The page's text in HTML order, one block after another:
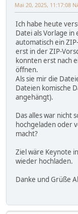
Mai 20, 2025, 11:17:08
Ich habe heute
Datei als Vorlage
automatisch ein
erst in der ZIP-
konnten erst nach
öffnen.
Als sie mir die
Dateien komische
angehängt).
Das alles war nicht
hochgeladen oder
macht?
Ziel wäre Keynote
wieder hochladen.
Danke und Grüße